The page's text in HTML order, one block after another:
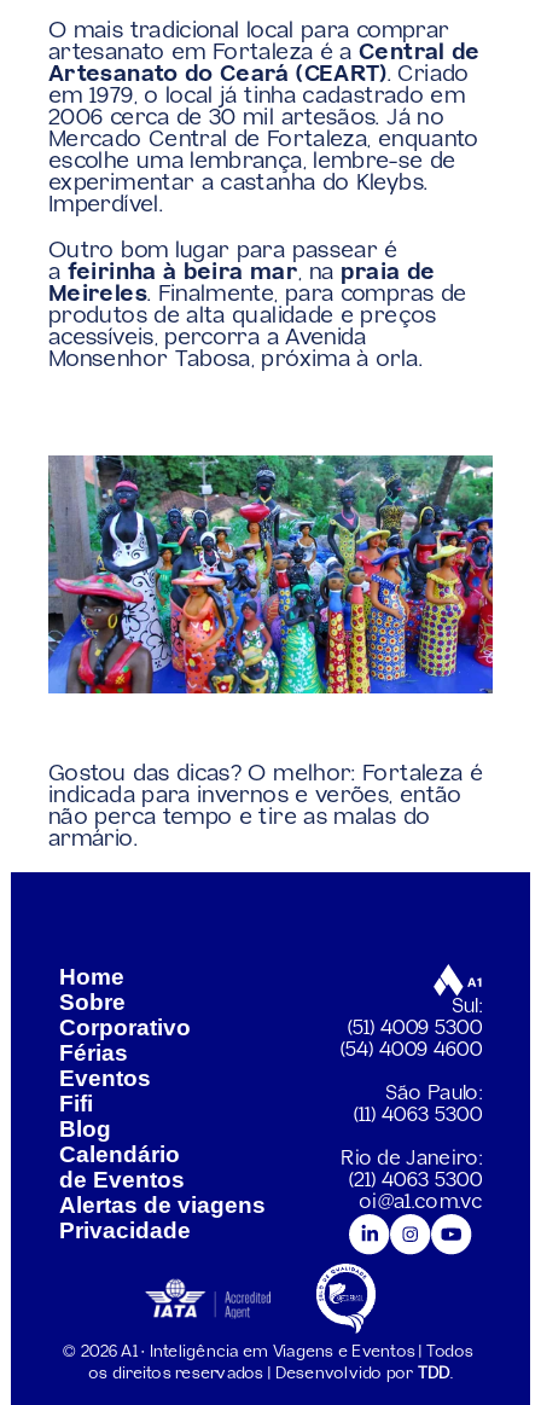
O mais tradicional local para comprar
artesanato em Fortaleza é a Central de
Artesanato do Ceará (CEART). Criado
em 1979, o local já tinha cadastrado em
2006 cerca de 30 mil artesãos. Já no
Mercado Central de Fortaleza, enquanto
escolhe uma lembrança, lembre-se de
experimentar a castanha do Kleybs.
Imperdível.
Outro bom lugar para passear é
a feirinha à beira mar, na praia de
Meireles. Finalmente, para compras de
produtos de alta qualidade e preços
acessíveis, percorra a Avenida
Monsenhor Tabosa, próxima à orla.
Gostou das dicas? O melhor: Fortaleza é
indicada para invernos e verões, então
não perca tempo e tire as malas do
armário.
Home
Sobre
Corporativo
Férias
Eventos
Fifi
Blog
Calendário
de Eventos
Alertas de viagens
Privacidade
Sul:
(51) 4009 5300
(54) 4009 4600
São Paulo:
(11) 4063 5300
Rio de Janeiro:
(21) 4063 5300
oi@a1.com.vc
© 2026 A1 • Inteligência em Viagens e Eventos | Todos
os direitos reservados | Desenvolvido por
TDD.